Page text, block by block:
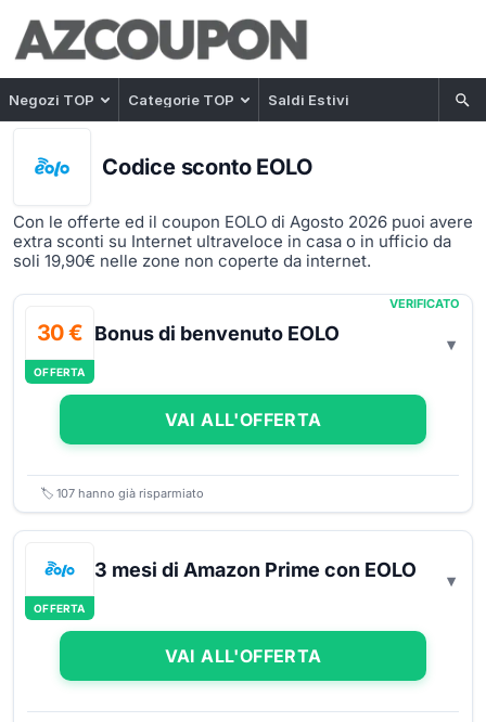
Negozi TOP Categorie TOP Saldi Estivi
Codice sconto EOLO
Con le offerte ed il coupon EOLO di Agosto 2026 puoi avere
extra sconti su Internet ultraveloce in casa o in ufficio da
soli 19,90€ nelle zone non coperte da internet.
30 €
OFFERTA
VERIFICATO
Bonus di benvenuto EOLO
VAI ALL'OFFERTA
🏷️ 107 hanno già risparmiato
OFFERTA
3 mesi di Amazon Prime con EOLO
VAI ALL'OFFERTA